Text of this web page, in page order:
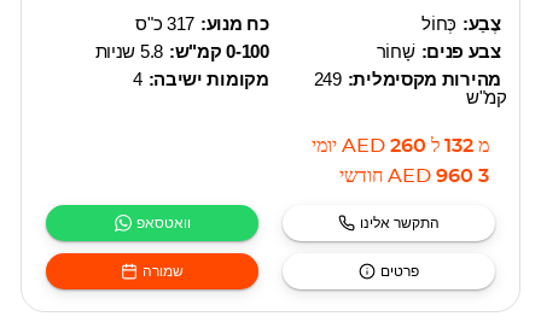
כח מנוע: 317 כ"ס
0-100 קמ"ש:
5.8 שניות
מקומות ישיבה: 4
צֶבַע: כְּחוֹל
צבע פנים: שָׁחוֹר
מהירות מקסימלית: 249
קמ"ש
מ 132 ל 260
AED יומי
3 960
AED חודשי
וואטסאפ התקשר אלינו
שמורה פרטים